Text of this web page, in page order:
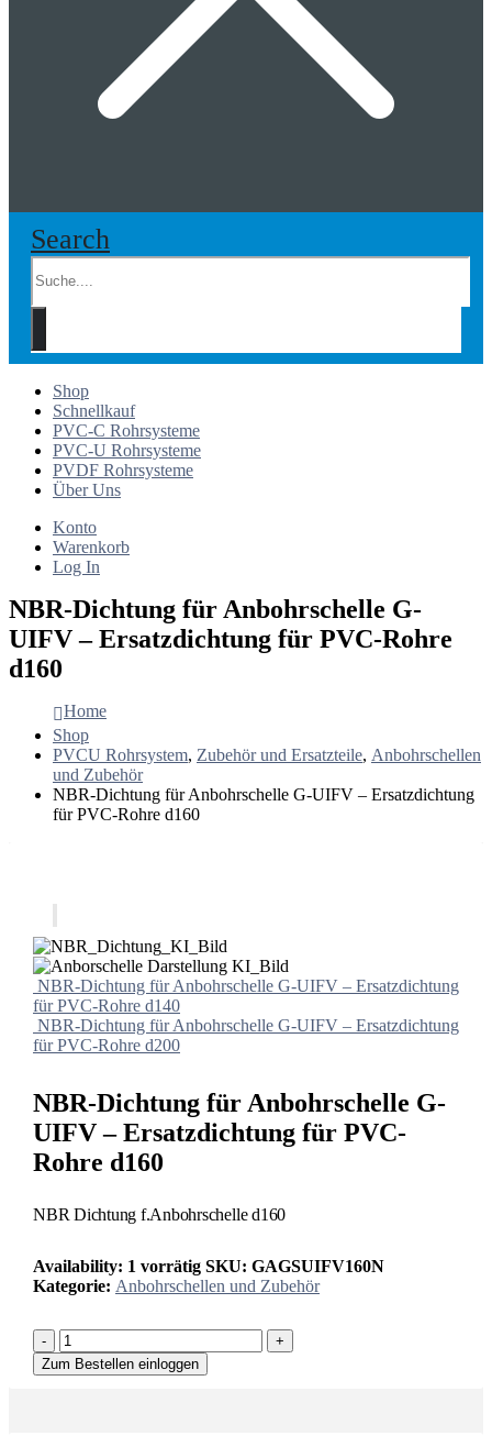
Search
Shop
Schnellkauf
PVC-C Rohrsysteme
PVC-U Rohrsysteme
PVDF Rohrsysteme
Über Uns
Konto
Warenkorb
Log In
NBR-Dichtung für Anbohrschelle G-
UIFV – Ersatzdichtung für PVC-Rohre
d160
Home
Shop
PVCU Rohrsystem, Zubehör und Ersatzteile, Anbohrschellen
und Zubehör
NBR-Dichtung für Anbohrschelle G-UIFV – Ersatzdichtung
für PVC-Rohre d160
NBR-Dichtung für Anbohrschelle G-UIFV – Ersatzdichtung
für PVC-Rohre d140
NBR-Dichtung für Anbohrschelle G-UIFV – Ersatzdichtung
für PVC-Rohre d200
NBR-Dichtung für Anbohrschelle G-
UIFV – Ersatzdichtung für PVC-
Rohre d160
NBR Dichtung f.Anbohrschelle d160
Availability: 1 vorrätig SKU: GAGSUIFV160N
Kategorie: Anbohrschellen und Zubehör
-
+
Zum Bestellen einloggen